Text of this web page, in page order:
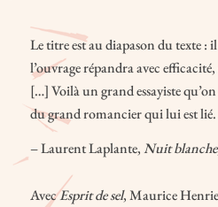
Le titre est au diapason du texte :
l’ouvrage répandra avec
[…] Voilà un grand essayiste
du grand romancier qui lui est lié.
– Laurent Laplante,Nuit blanche
AvecEsprit de sel, Maurice